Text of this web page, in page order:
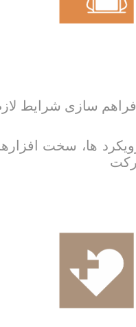
سازی شرایط
ها، سخت